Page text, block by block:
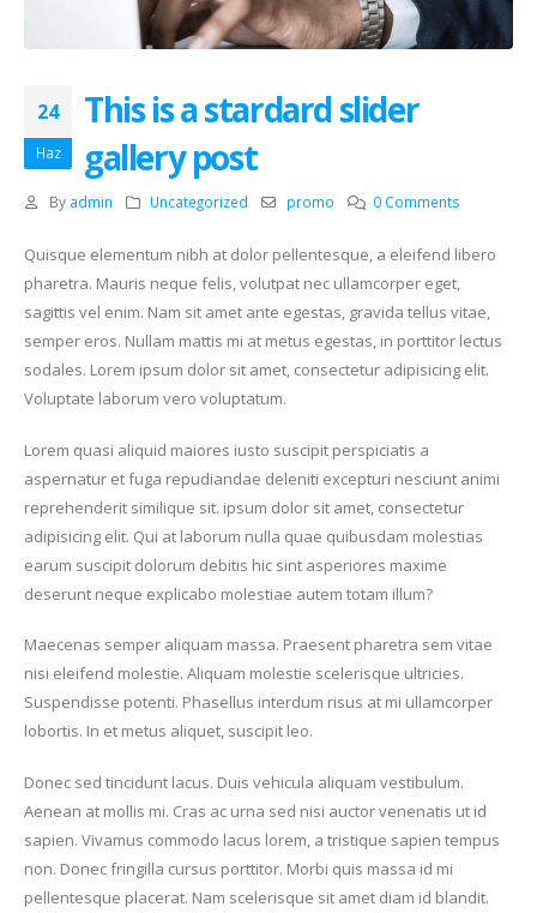
24
Haz
This is a stardard slider
gallery post
By admin Uncategorized promo 0 Comments
Quisque elementum nibh at dolor pellentesque, a eleifend libero
pharetra. Mauris neque felis, volutpat nec ullamcorper eget,
sagittis vel enim. Nam sit amet ante egestas, gravida tellus vitae,
semper eros. Nullam mattis mi at metus egestas, in porttitor lectus
sodales. Lorem ipsum dolor sit amet, consectetur adipisicing elit.
Voluptate laborum vero voluptatum.
Lorem quasi aliquid maiores iusto suscipit perspiciatis a
aspernatur et fuga repudiandae deleniti excepturi nesciunt animi
reprehenderit similique sit. ipsum dolor sit amet, consectetur
adipisicing elit. Qui at laborum nulla quae quibusdam molestias
earum suscipit dolorum debitis hic sint asperiores maxime
deserunt neque explicabo molestiae autem totam illum?
Maecenas semper aliquam massa. Praesent pharetra sem vitae
nisi eleifend molestie. Aliquam molestie scelerisque ultricies.
Suspendisse potenti. Phasellus interdum risus at mi ullamcorper
lobortis. In et metus aliquet, suscipit leo.
Donec sed tincidunt lacus. Duis vehicula aliquam vestibulum.
Aenean at mollis mi. Cras ac urna sed nisi auctor venenatis ut id
sapien. Vivamus commodo lacus lorem, a tristique sapien tempus
non. Donec fringilla cursus porttitor. Morbi quis massa id mi
pellentesque placerat. Nam scelerisque sit amet diam id blandit.